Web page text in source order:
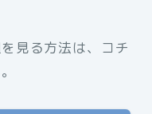
見る方法は、コチ